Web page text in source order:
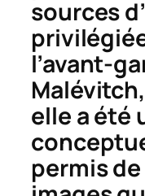
sources
l’avant-
elle a été
permis